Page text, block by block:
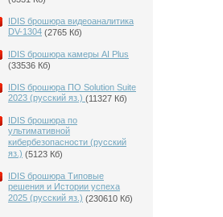
IDIS брошюра видеоаналитика
DV-1304 (2765 Кб)
IDIS брошюра камеры AI Plus
(33536 Кб)
IDIS брошюра ПО Solution Suite
2023 (русский яз.) (11327 Кб)
IDIS брошюра по
ультимативной
кибербезопасности (русский
яз.) (5123 Кб)
IDIS брошюра Типовые
решения и Истории успеха
2025 (русский яз.) (230610 Кб)